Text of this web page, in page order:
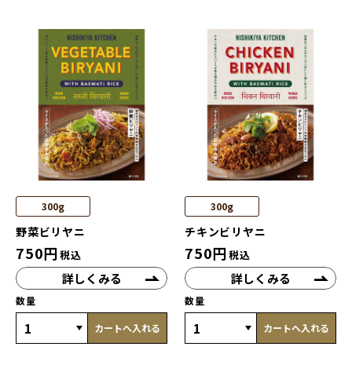
300g
野菜ビリヤニ
750円税込
詳しくみる
数量
カートへ入れる
300g
チキンビリヤニ
750円税込
詳しくみる
数量
カートへ入れる